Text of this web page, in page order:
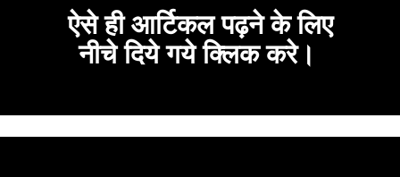
ऐसे ही आर्टिकल पढ़ने के लिए
नीचे दिये गये क्लिक करे।